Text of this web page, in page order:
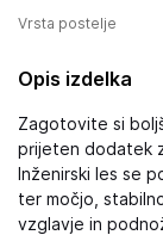
Vrsta postelje
Opis izdelka
Zagotovite si
prijeten dodatek
Inženirski les se
ter močjo,
vzglavje in